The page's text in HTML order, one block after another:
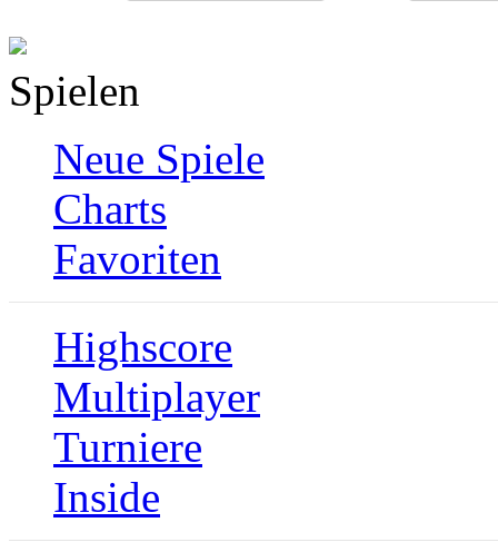
Spielen
Neue Spiele
Charts
Favoriten
Highscore
Multiplayer
Turniere
Inside